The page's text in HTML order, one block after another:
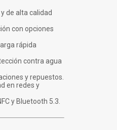
de alta calidad
con opciones
rápida
contra agua
y repuestos.
en redes y
y Bluetooth 5.3.